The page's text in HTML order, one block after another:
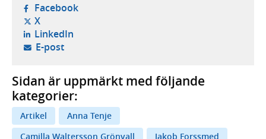
Facebook- öppnas i ny flik, extern webbplats,
X- öppnas i ny flik, extern webbplats,
LinkedIn- öppnas i ny flik, extern webbplats,
E-post- öppnar din e-postklient,
Sidan är uppmärkt med följande
kategorier:
Artikel
Anna Tenje
Camilla Waltersson Grönvall
Jakob Forssmed